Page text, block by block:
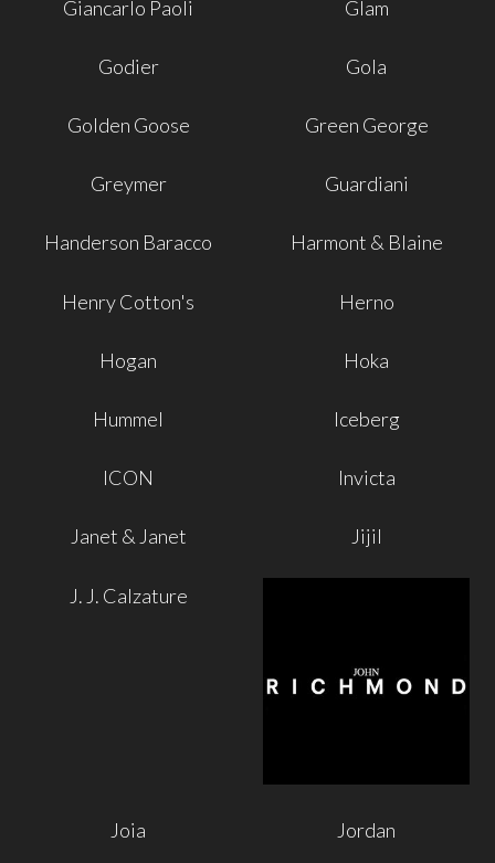
Giancarlo Paoli Glam
Godier Gola
Golden Goose Green George
Greymer Guardiani
Handerson Baracco Harmont & Blaine
Henry Cotton's Herno
Hogan Hoka
Hummel Iceberg
ICON Invicta
Janet & Janet Jijil
J. J. Calzature
Joia Jordan